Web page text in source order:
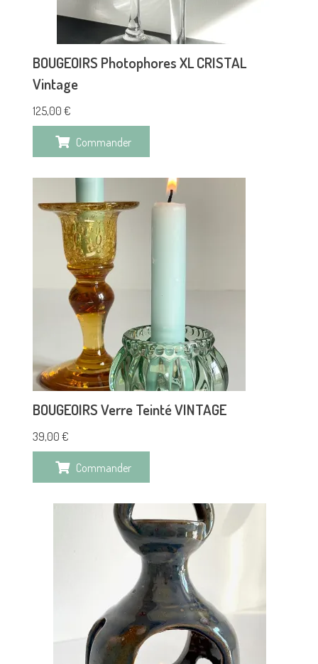
BOUGEOIRS Photophores XL CRISTAL
Vintage
125,00 €
Commander
BOUGEOIRS Verre Teinté VINTAGE
39,00 €
Commander